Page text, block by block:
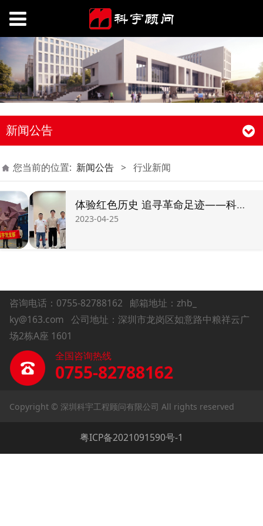
新闻公告
您当前的位置: 新闻公告 > 行业新闻
体验红色历史 追寻革命足迹——科宇党支部赴东江纵队纪念馆开展红色主题教育活动
2023-04-25
咨询电话：0755-82788162
邮箱地址：zhb_
ky@163.com 公司地址：深圳市龙岗区如意路中粮祥云广
场2栋A座 1601
全国咨询热线
0755-82788162
Copyright © 深圳科宇工程顾问有限公司 All rights reserved
粤ICP备2021091590号-1